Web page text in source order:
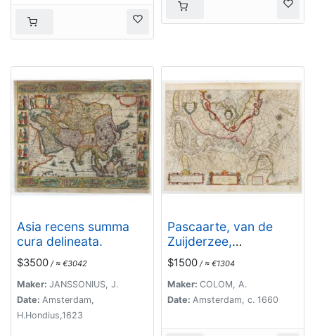
Asia recens summa
cura delineata.
$3500 / ≈ €3042
Maker: JANSSONIUS, J.
Date: Amsterdam,
H.Hondius,1623
Pascaarte, van de
Zuijderzee,
Vliestroom, Vlie, en
Amelandergat…
$1500 / ≈ €1304
Maker: COLOM, A.
Date: Amsterdam, c. 1660